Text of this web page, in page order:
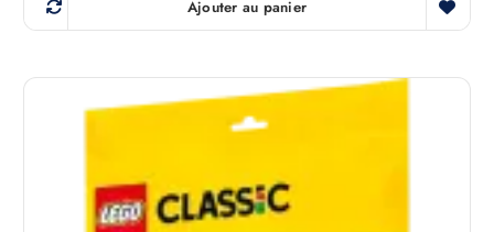
Ajouter au panier